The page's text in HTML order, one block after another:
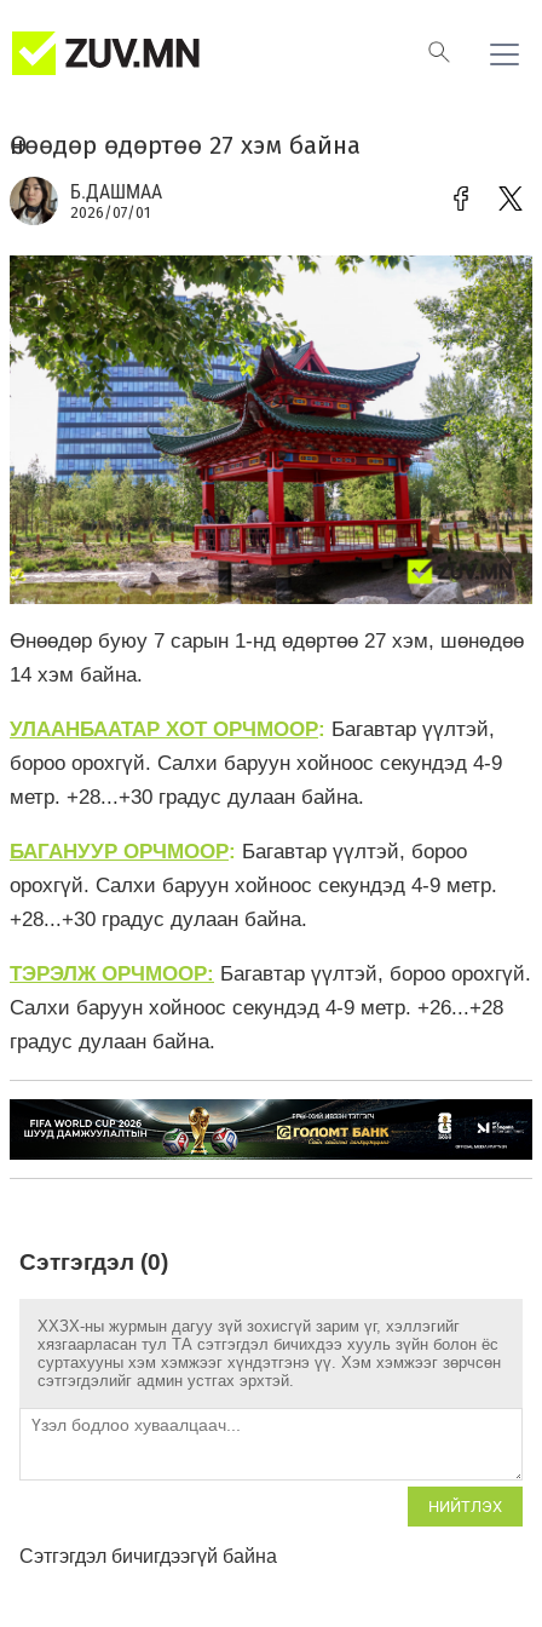
Өнөөдөр өдөртөө 27 хэм байна
Б.ДАШМАА
2026/07/01
Өнөөдөр буюу 7 сарын 1-нд өдөртөө 27 хэм, шөнөдөө
14 хэм байна.
УЛААНБААТАР ХОТ ОРЧМООР: Багавтар үүлтэй,
бороо орохгүй. Салхи баруун хойноос секундэд 4-9
метр. +28...+30 градус дулаан байна.
БАГАНУУР ОРЧМООР: Багавтар үүлтэй, бороо
орохгүй. Салхи баруун хойноос секундэд 4-9 метр.
+28...+30 градус дулаан байна.
ТЭРЭЛЖ ОРЧМООР: Багавтар үүлтэй, бороо орохгүй.
Салхи баруун хойноос секундэд 4-9 метр. +26...+28
градус дулаан байна.
Сэтгэгдэл (0)
ХХЗХ-ны журмын дагуу зүй зохисгүй зарим үг, хэллэгийг
хязгаарласан тул ТА сэтгэгдэл бичихдээ хууль зүйн болон ёс
суртахууны хэм хэмжээг хүндэтгэнэ үү. Хэм хэмжээг зөрчсөн
сэтгэгдэлийг админ устгах эрхтэй.
НИЙТЛЭХ
Сэтгэгдэл бичигдээгүй байна